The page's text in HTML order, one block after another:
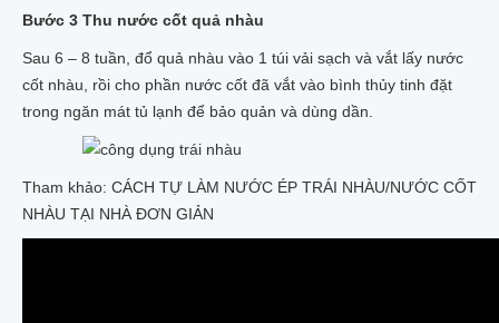
Bước 3 Thu nước cốt quả nhàu
Sau 6 – 8 tuần, đổ quả nhàu vào 1 túi vải sạch và vắt lấy nước
cốt nhàu, rồi cho phần nước cốt đã vắt vào bình thủy tinh đặt
trong ngăn mát tủ lạnh để bảo quản và dùng dần.
Tham khảo: CÁCH TỰ LÀM NƯỚC ÉP TRÁI NHÀU/NƯỚC CỐT
NHÀU TẠI NHÀ ĐƠN GIẢN